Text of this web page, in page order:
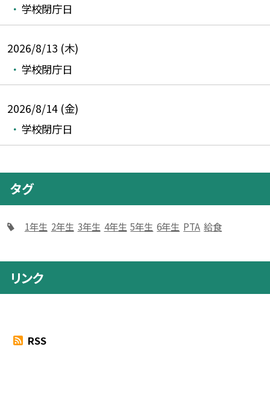
学校閉庁日
2026/8/13 (木)
学校閉庁日
2026/8/14 (金)
学校閉庁日
タグ
1年生 2年生 3年生 4年生 5年生 6年生 PTA 給食
リンク
RSS